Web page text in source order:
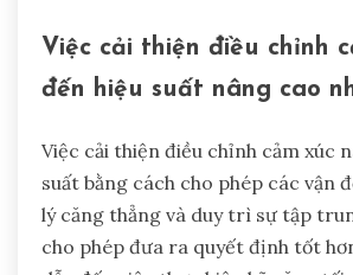
Việc cải thiện điều chỉnh
đến hiệu suất nâng cao
Việc cải thiện điều chỉnh cảm xúc
suất bằng cách cho phép các vận
lý căng thẳng và duy trì sự tập
cho phép đưa ra quyết định tốt